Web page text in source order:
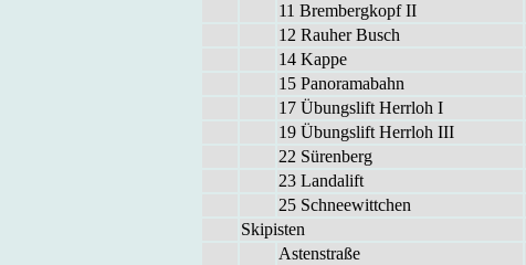
11 Brem­berg­kopf II
12 Rau­her Busch
14 Kap­pe
15 Pa­n­ora­ma­bahn
17 Übungs­lift Herr­loh I
19 Übungs­lift Herr­loh III
22 Sü­ren­berg
23 Lan­da­lift
25 Schnee­witt­chen
Ski­pis­ten
As­ten­stra­ße